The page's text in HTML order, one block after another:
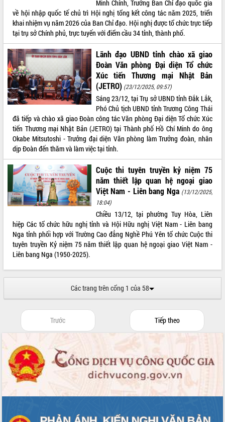
Triết thăm, tặng quà người có công với
cách mạng
Rà soát, hoàn thiện hệ thống thiết chế
văn hóa, thể thao đáp ứng yêu cầu
phát triển mới
Thường trực HĐND tỉnh Đắk Lắk gặp
mặt Đoàn chuyên gia y tế TP. Hồ Chí
Minh
Lễ truy điệu và an táng hài cốt liệt sĩ
tại Nghĩa trang Liệt sĩ xã Sơn Hòa
Bàn giải pháp tháo gỡ khó khăn trong
xuất khẩu sầu riêng và triển khai quy
định EUDR
Thứ trưởng Bộ Nông nghiệp và Môi
vùng trồng và doanh nghiệp đóng gói
sầu riêng tại Đắk Lắk
Trình diễn nghệ thuật chế biến các
món ăn từ sầu riêng
Đắk Lắk công bố Quy hoạch và xúc
tiến đầu tư tỉnh
Ngành cá ngừ Đắk Lắk chủ động thích
ứng để giữ vững thị trường xuất khẩu
Diễn đàn Kinh tế tư nhân Việt Nam đột
Đề án 06 tạo bước ngoặt đột phá trong
cải cách hành chính tỉnh Đắk Lắk
Kết nối tour, đẩy mạnh chuyển đổi số
để phát triển du lịch Đắk Lắk
Khởi động Dự án Đầu tư xây dựng hạ
tầng kỹ thuật Cụm công nghiệp Tân
Tiến
Gặp mặt các cơ quan báo chí nhân Kỷ
niệm 101 năm Ngày Báo chí Cách
mạng Việt Nam
Đắk Lắk sơ kết 4 năm triển khai thực
Họp báo thông tin về Hội nghị Công bố
LIÊN KẾT WEB
THỐNG KÊ TRUY CẬP
Hôm nay: 22731
Tất cả: 66068054
Minh Chính, Trưởng Ban Chỉ đạo quốc gia
về hội nhập quốc tế chủ trì Hội nghị tổng kết công tác năm 2025, triển
khai nhiệm vụ năm 2026 của Ban Chỉ đạo. Hội nghị được tổ chức trực tiếp
tại trụ sở Chính phủ, trực tuyến với điểm cầu 34 tỉnh, thành phố.
Lãnh đạo UBND tỉnh chào xã giao
Đoàn Văn phòng Đại diện Tổ chức
Xúc tiến Thương mại Nhật Bản
(JETRO) (23/12/2025, 09:57)
Sáng 23/12, tại Trụ sở UBND tỉnh Đắk Lắk,
Phó Chủ tịch UBND tỉnh Trương Công Thái
đã tiếp và chào xã giao Đoàn công tác Văn phòng Đại diện Tổ chức Xúc
tiến Thương mại Nhật Bản (JETRO) tại Thành phố Hồ Chí Minh do ông
Okabe Mitsutoshi - Trưởng đại diện Văn phòng làm Trưởng đoàn, nhân
dịp Đoàn đến thăm và làm việc tại tỉnh.
Cuộc thi tuyên truyền kỷ niệm 75
năm thiết lập quan hệ ngoại giao
Việt Nam - Liên bang Nga (13/12/2025,
18:04)
Chiều 13/12, tại phường Tuy Hòa, Liên
hiệp Các tổ chức hữu nghị tỉnh và Hội Hữu nghị Việt Nam - Liên bang
Nga tỉnh phối hợp với Trường Cao đẳng Nghề Phú Yên tổ chức Cuộc thi
tuyên truyền Kỷ niệm 75 năm thiết lập quan hệ ngoại giao Việt Nam -
Liên bang Nga (1950-2025).
Các trang trên cổng 1 của 58
Trước Tiếp theo